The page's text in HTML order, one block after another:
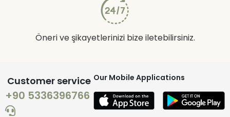
Öneri ve şikayetlerinizi bize iletebilirsiniz.
Customer service
+90 5336396766
Our Mobile Applications